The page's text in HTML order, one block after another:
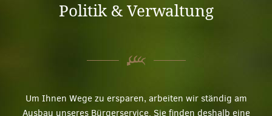
Politik & Verwaltung
Um Ihnen Wege zu ersparen, arbeiten wir ständig am
Ausbau unseres Bürgerservice. Sie finden deshalb eine